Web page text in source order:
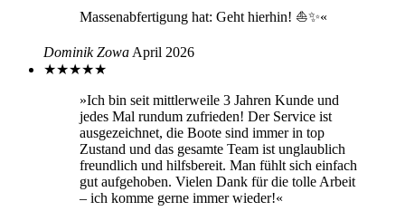
Massenabfertigung hat: Geht hierhin! ⛵✨«
Dominik Zowa April 2026
★★★★★
»Ich bin seit mittlerweile 3 Jahren Kunde und
jedes Mal rundum zufrieden! Der Service ist
ausgezeichnet, die Boote sind immer in top
Zustand und das gesamte Team ist unglaublich
freundlich und hilfsbereit. Man fühlt sich einfach
gut aufgehoben. Vielen Dank für die tolle Arbeit
– ich komme gerne immer wieder!«